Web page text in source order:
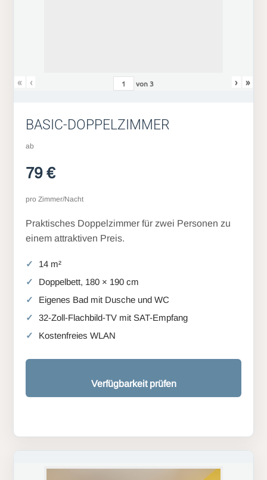
« ‹ von3 › »
BASIC-DOPPELZIMMER
ab
79 €
pro Zimmer/Nacht
Praktisches Doppelzimmer für zwei Personen zu
einem attraktiven Preis.
14 m²
Doppelbett, 180 × 190 cm
Eigenes Bad mit Dusche und WC
32-Zoll-Flachbild-TV mit SAT-Empfang
Kostenfreies WLAN
Verfügbarkeit prüfen